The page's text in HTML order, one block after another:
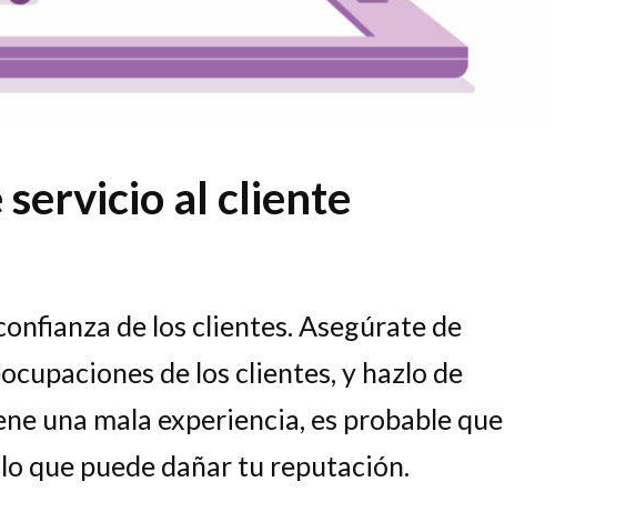
al cliente
de los clientes. Asegúrate de
de los clientes, y hazlo de
una mala experiencia, es probable que
que puede dañar tu reputación.